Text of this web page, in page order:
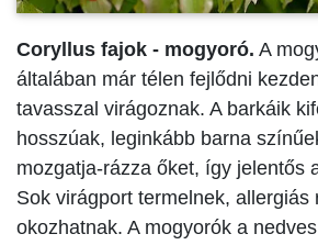
Coryllus fajok - mogyoró. A
általában már télen fejlődni
tavasszal virágoznak. A barkáik
hosszúak, leginkább barna
mozgatja-rázza őket, így jelentős
Sok virágport termelnek, allergiás
okozhatnak. A mogyorók a